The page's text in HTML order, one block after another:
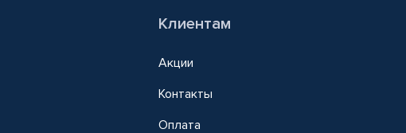
Клиентам
Акции
Контакты
Оплата